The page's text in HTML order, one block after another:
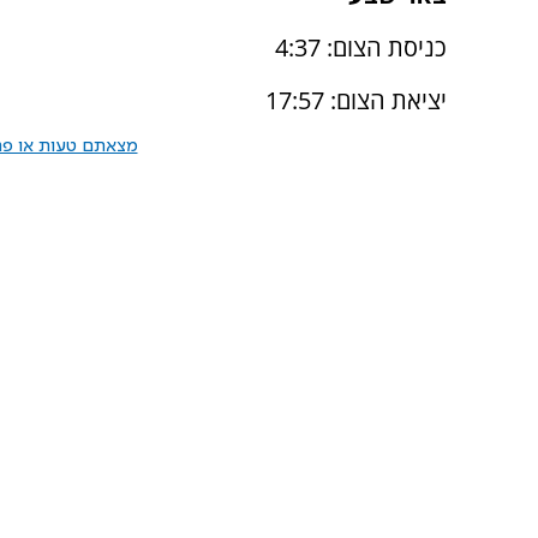
כניסת הצום: 4:37
יציאת הצום: 17:57
מצאתם טעות או